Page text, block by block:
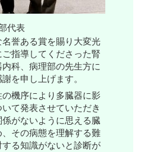
代表
誉ある賞を賜り大変光
指導してくださった腎
科、病理部の先生方に
を申し上げます。
機序により多臓器に影
て発表させていただき
がないように思える臓
その病態を理解する難
る知識がないと診断が